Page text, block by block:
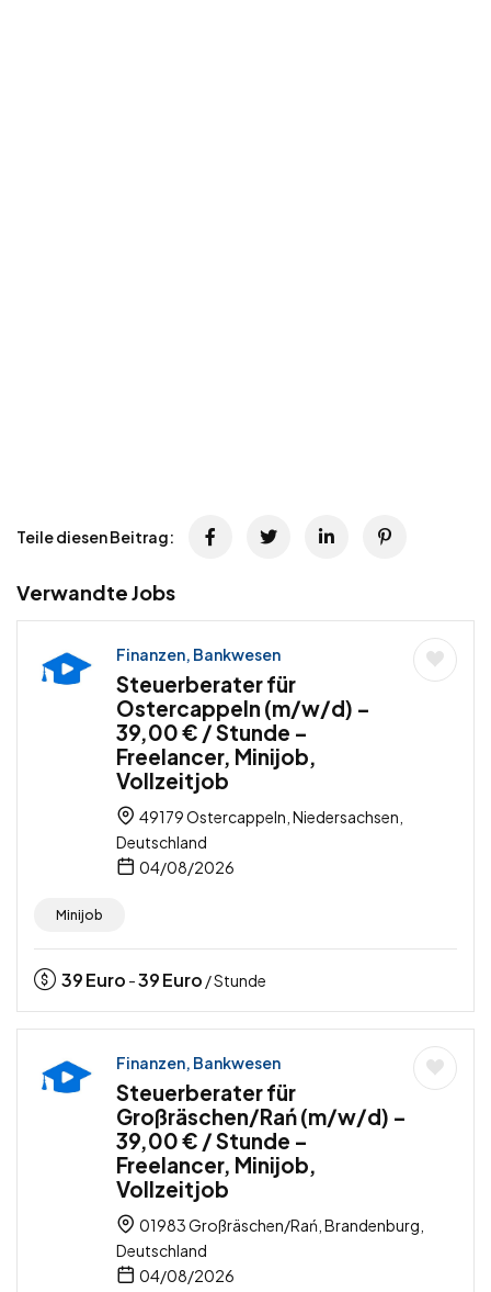
Teile diesen Beitrag:
Verwandte Jobs
Finanzen, Bankwesen
Steuerberater für
Ostercappeln (m/w/d) –
39,00 € / Stunde –
Freelancer, Minijob,
Vollzeitjob
49179 Ostercappeln, Niedersachsen,
Deutschland
04/08/2026
Minijob
39Euro -39Euro / Stunde
Finanzen, Bankwesen
Steuerberater für
Großräschen/Rań (m/w/d) –
39,00 € / Stunde –
Freelancer, Minijob,
Vollzeitjob
01983 Großräschen/Rań, Brandenburg,
Deutschland
04/08/2026